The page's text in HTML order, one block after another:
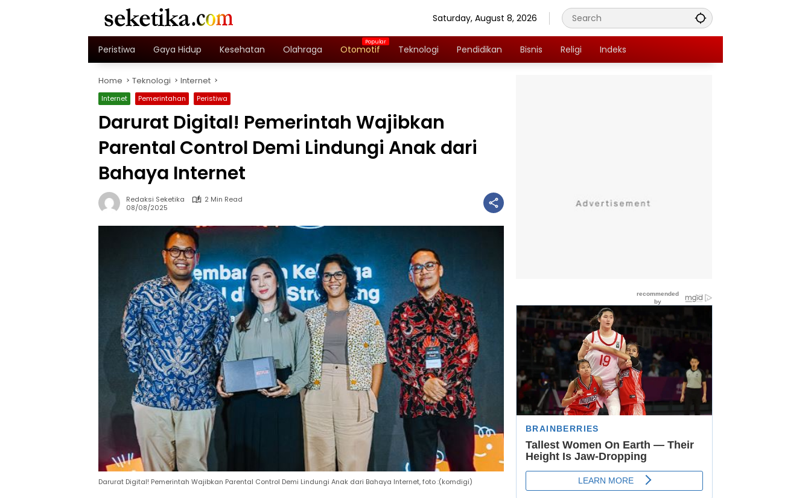
Saturday, August 8, 2026
Peristiwa Gaya Hidup Kesehatan Olahraga Otomotif Teknologi Pendidikan Bisnis Religi Indeks
Home Teknologi Internet
Internet Pemerintahan Peristiwa
Darurat Digital! Pemerintah Wajibkan
Parental Control Demi Lindungi Anak dari
Bahaya Internet
Redaksi Seketika
2 Min Read
08/08/2025
Darurat Digital! Pemerintah Wajibkan Parental Control Demi Lindungi Anak dari Bahaya Internet, foto :(komdigi)